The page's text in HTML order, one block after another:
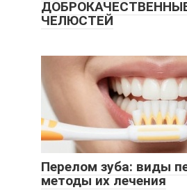
ЧЕЛЮСТЕЙ
Перелом зуба: виды
методы их лечения